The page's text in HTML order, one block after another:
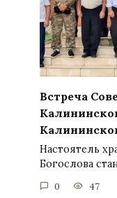
Встреча
Настоятель
Богослова
0 47